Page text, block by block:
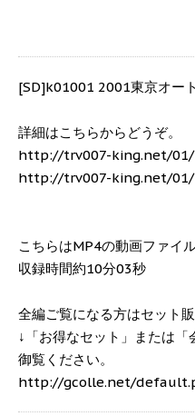
[SD]k01001 2001東京オー
詳細はこちらからどうぞ。
http://trv007-king.net/
http://trv007-king.net/
こちらはMP4の動画ファイル
収録時間約10分03秒
全編ご覧になる方はセット販
↓「お得なセット」または
御覧ください。
http://gcolle.net/